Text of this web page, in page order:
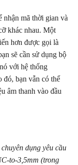
nhận mã thời gian và
khác nhau. Một
hơn được gọi là
sẽ cần sử dụng bộ
với hệ thống
đó, bạn vẫn có thể
âm thanh vào đầu
dụng yêu cầu
to-3,5mm (trong